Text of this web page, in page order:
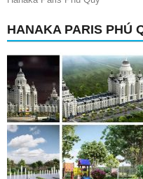
HANAKA PARIS PHÚ